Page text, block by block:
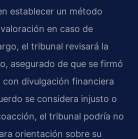
establecer un método
en caso de
el tribunal revisará la
asegurado de que se firmó
divulgación financiera
se considera injusto o
el tribunal podría no
orientación sobre su